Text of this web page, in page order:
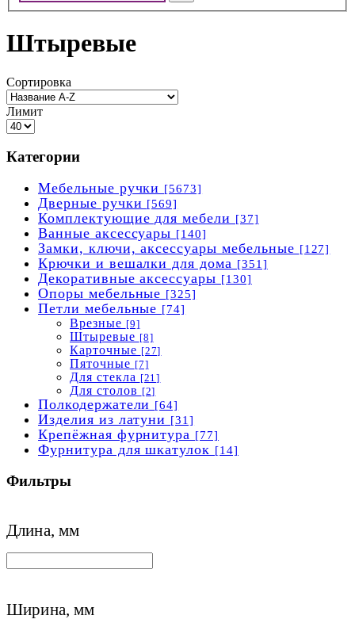
Штыревые
Сортировка
Лимит
Категории
Мебельные ручки [5673]
Дверные ручки [569]
Комплектующие для мебели [37]
Ванные аксессуары [140]
Замки, ключи, аксессуары мебельные [127]
Крючки и вешалки для дома [351]
Декоративные аксессуары [130]
Опоры мебельные [325]
Петли мебельные [74]
Врезные [9]
Штыревые [8]
Карточные [27]
Пяточные [7]
Для стекла [21]
Для столов [2]
Полкодержатели [64]
Изделия из латуни [31]
Крепёжная фурнитура [77]
Фурнитура для шкатулок [14]
Фильтры
Длина, мм
Ширина, мм